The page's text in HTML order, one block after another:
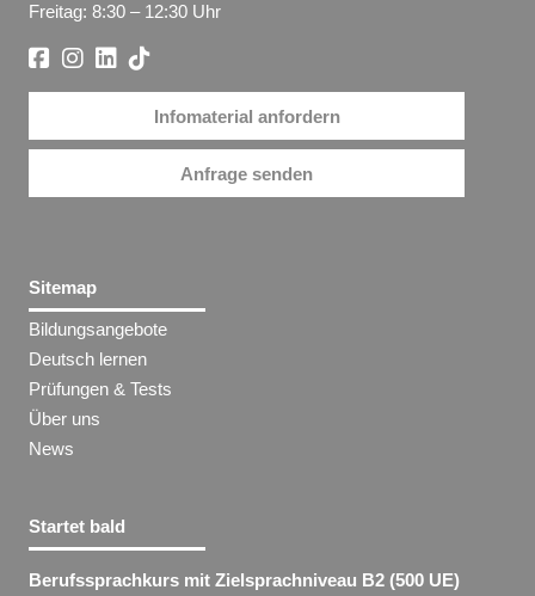
Freitag: 8:30 – 12:30 Uhr
Infomaterial anfordern
Anfrage senden
Sitemap
Bildungsangebote
Deutsch lernen
Prüfungen & Tests
Über uns
News
Startet bald
Berufssprachkurs mit Zielsprachniveau B2 (500 UE)